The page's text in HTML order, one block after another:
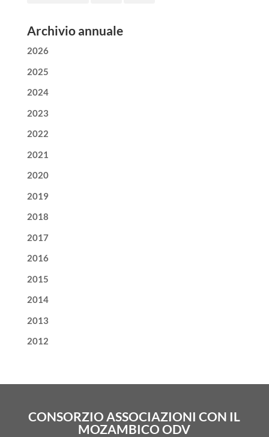
Archivio annuale
2026
2025
2024
2023
2022
2021
2020
2019
2018
2017
2016
2015
2014
2013
2012
CONSORZIO ASSOCIAZIONI CON IL
MOZAMBICO ODV